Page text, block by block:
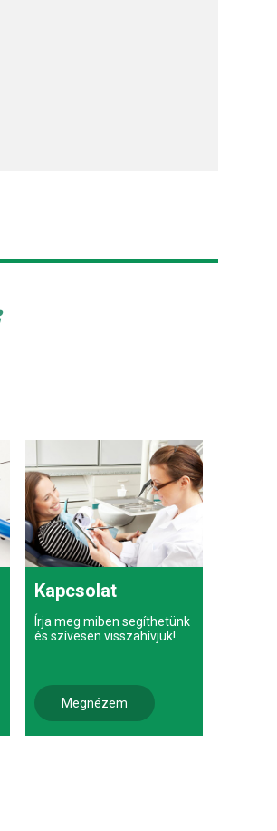
Kapcsolat
Írja meg miben segíthetünk
és szívesen visszahívjuk!
Megnézem